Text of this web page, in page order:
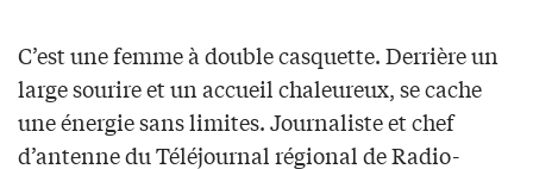
C’est une femme à double casquette. Derrière un
large sourire et un accueil chaleureux, se cache
une énergie sans limites. Journaliste et chef
d’antenne du Téléjournal régional de Radio-